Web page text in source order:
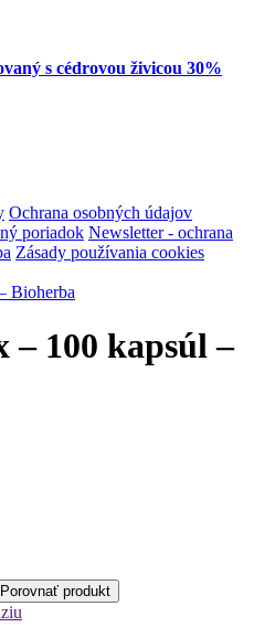
s cédrovou živicou 30%
Ochrana osobných údajov
poriadok Newsletter - ochrana
Zásady používania cookies
100 kapsúl –
Porovnať produkt